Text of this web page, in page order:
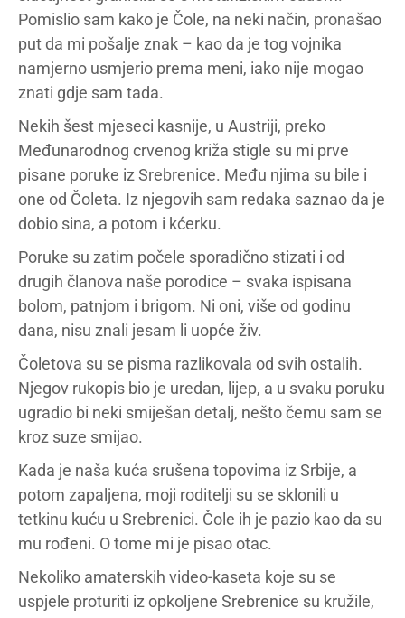
Pomislio sam kako je Čole, na neki način, pronašao
put da mi pošalje znak – kao da je tog vojnika
namjerno usmjerio prema meni, iako nije mogao
znati gdje sam tada.
Nekih šest mjeseci kasnije, u Austriji, preko
Međunarodnog crvenog križa stigle su mi prve
pisane poruke iz Srebrenice. Među njima su bile i
one od Čoleta. Iz njegovih sam redaka saznao da je
dobio sina, a potom i kćerku.
Poruke su zatim počele sporadično stizati i od
drugih članova naše porodice – svaka ispisana
bolom, patnjom i brigom. Ni oni, više od godinu
dana, nisu znali jesam li uopće živ.
Čoletova su se pisma razlikovala od svih ostalih.
Njegov rukopis bio je uredan, lijep, a u svaku poruku
ugradio bi neki smiješan detalj, nešto čemu sam se
kroz suze smijao.
Kada je naša kuća srušena topovima iz Srbije, a
potom zapaljena, moji roditelji su se sklonili u
tetkinu kuću u Srebrenici. Čole ih je pazio kao da su
mu rođeni. O tome mi je pisao otac.
Nekoliko amaterskih video-kaseta koje su se
uspjele proturiti iz opkoljene Srebrenice su kružile,